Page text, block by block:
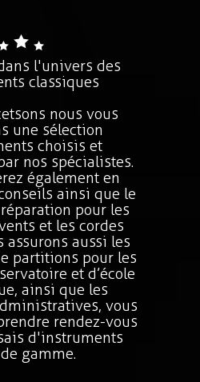
l'univers des
classiques
nous vous
une sélection
choisis et
nos spécialistes.
également en
ainsi que le
pour les
et les cordes
assurons aussi les
partitions pour les
et d’école
ainsi que les
vous
rendez-vous
d'instruments
gamme.